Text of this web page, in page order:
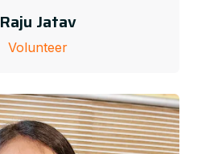
Raju Jatav
Volunteer